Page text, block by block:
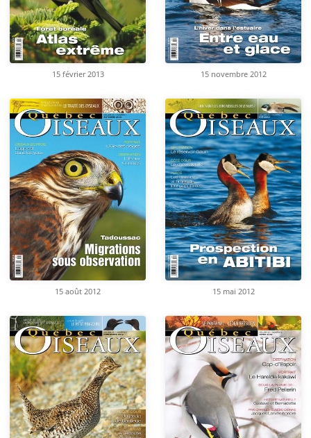
15 février 2013 15 novembre 2012
15 août 2012 15 mai 2012